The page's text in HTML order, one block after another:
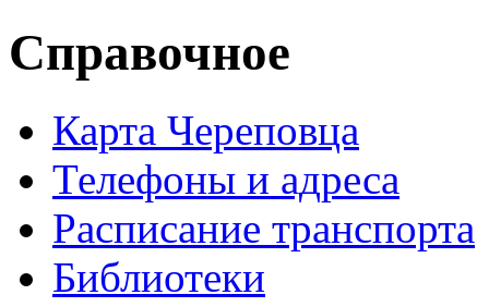
Справочное
Карта Череповца
Телефоны и адреса
Расписание транспорта
Библиотеки